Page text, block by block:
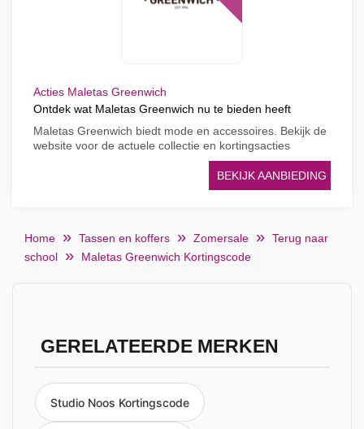
Acties Maletas Greenwich
Ontdek wat Maletas Greenwich nu te bieden heeft
Maletas Greenwich biedt mode en accessoires. Bekijk de
website voor de actuele collectie en kortingsacties
BEKIJK AANBIEDING
Home Tassen en koffers Zomersale
Terug naar
school
Maletas Greenwich Kortingscode
GERELATEERDE MERKEN
Studio Noos Kortingscode